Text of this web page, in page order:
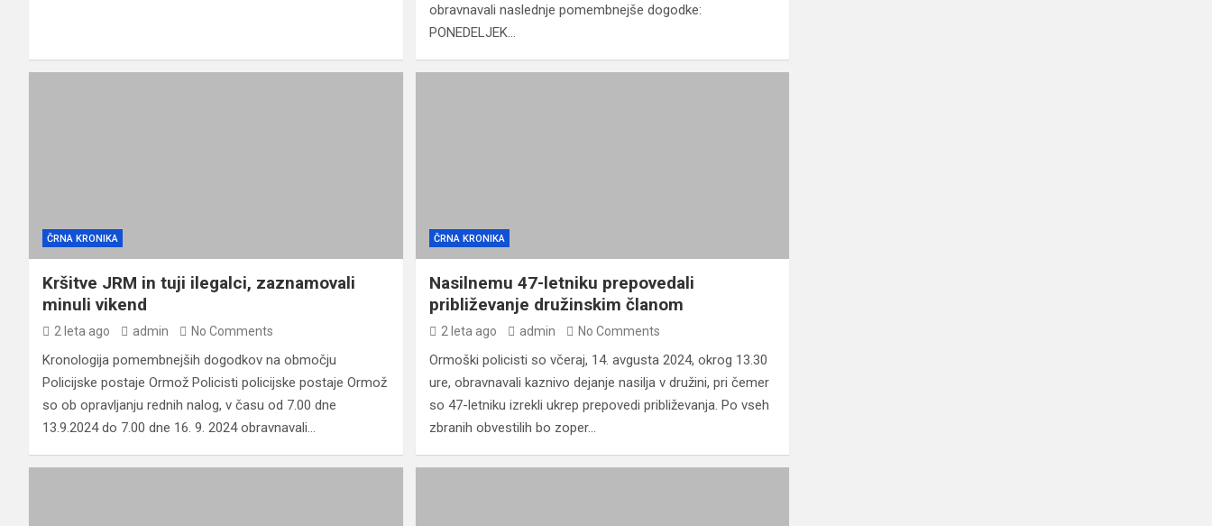
obravnavali naslednje pomembnejše dogodke:
PONEDELJEK…
ČRNA KRONIKA
Kršitve JRM in tuji ilegalci, zaznamovali
minuli vikend
2 leta ago admin No Comments
Kronologija pomembnejših dogodkov na območju
Policijske postaje Ormož Policisti policijske postaje Ormož
so ob opravljanju rednih nalog, v času od 7.00 dne
13.9.2024 do 7.00 dne 16. 9. 2024 obravnavali…
ČRNA KRONIKA
Nasilnemu 47-letniku prepovedali
približevanje družinskim članom
2 leta ago admin No Comments
Ormoški policisti so včeraj, 14. avgusta 2024, okrog 13.30
ure, obravnavali kaznivo dejanje nasilja v družini, pri čemer
so 47-letniku izrekli ukrep prepovedi približevanja. Po vseh
zbranih obvestilih bo zoper…